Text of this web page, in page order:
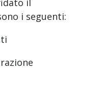
i seguenti: